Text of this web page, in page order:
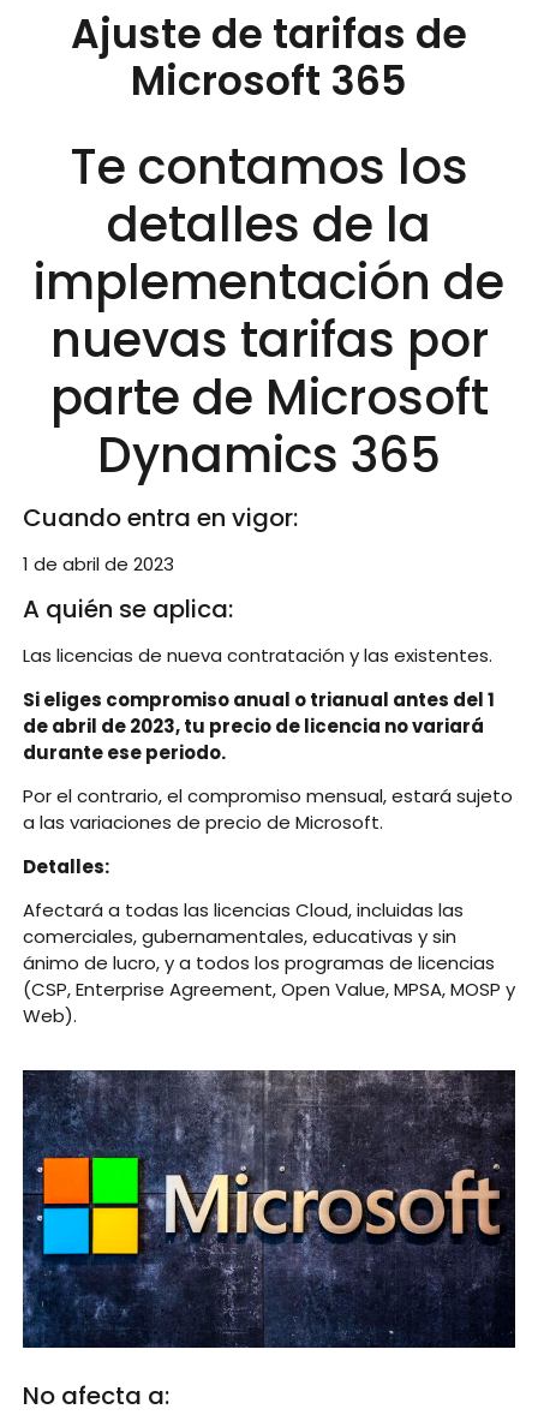
Ajuste de tarifas de
Microsoft 365
Te contamos los
detalles de la
implementación de
nuevas tarifas por
parte de Microsoft
Dynamics 365
Cuando entra en vigor:
1 de abril de 2023
A quién se aplica:
Las licencias de nueva contratación y las existentes.
Si eliges compromiso anual o trianual antes del 1
de abril de 2023, tu precio de licencia no variará
durante ese periodo.
Por el contrario, el compromiso mensual, estará sujeto
a las variaciones de precio de Microsoft.
Detalles:
Afectará a todas las licencias Cloud, incluidas las
comerciales, gubernamentales, educativas y sin
ánimo de lucro, y a todos los programas de licencias
(CSP, Enterprise Agreement, Open Value, MPSA, MOSP y
Web).
No afecta a: